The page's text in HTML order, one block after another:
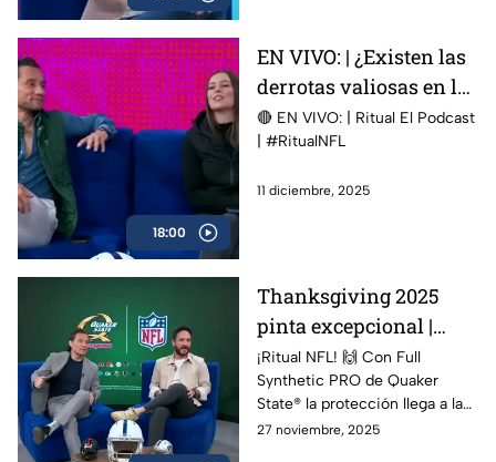
con la MVPIZZA AND STIX de
@Little Caesars, patrocinador
oficial de la NFL. ¡Mitad pizza y
mitad stix, el MVP de esta
18:00
EN VIVO: | ¿Existen las
derrotas valiosas en la
NFL? | Ritual El Podcast
| #RitualNFL
🔴 EN VIVO: | Ritual El Podcast
| #RitualNFL
11 diciembre, 2025
Thanksgiving 2025
pinta excepcional |
Presentado por Quaker
State
¡Ritual NFL! 🙌 Con Full
Synthetic PRO de Quaker
State®️ la protección llega a la
zona de anotación 🏈
27 noviembre, 2025